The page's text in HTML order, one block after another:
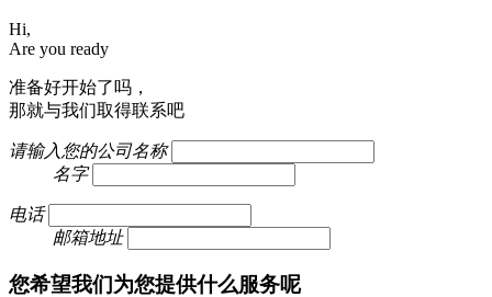
Hi,
Are you ready
准备好开始了吗，
那就与我们取得联系吧
请输入您的公司名称
名字
电话
邮箱地址
您希望我们为您提供什么服务呢